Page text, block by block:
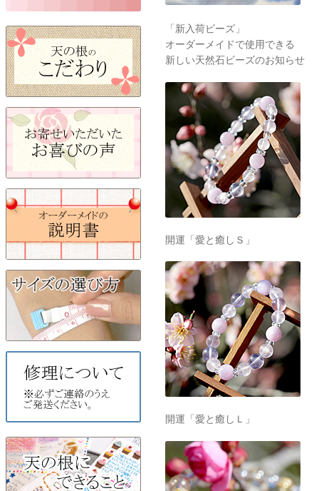
開運「愛と癒しＳ」
開運「愛と癒しＬ」
開運「仕事と感謝」